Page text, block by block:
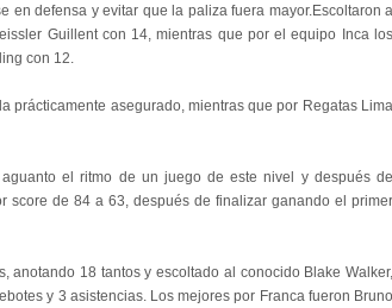
en defensa y evitar que la paliza fuera mayor.Escoltaron a
Guillent con 14, mientras que por el equipo Inca los
con 12.
prácticamente asegurado, mientras que por Regatas Lima
el ritmo de un juego de este nivel y después de
score de 84 a 63, después de finalizar ganando el primer
anotando 18 tantos y escoltado al conocido Blake Walker,
y 3 asistencias. Los mejores por Franca fueron Bruno